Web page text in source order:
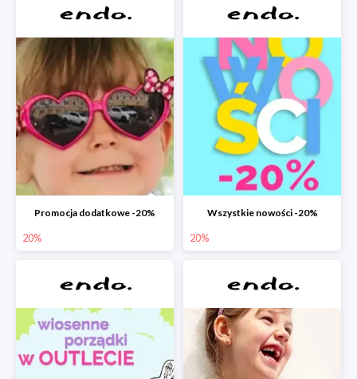
Promocja dodatkowe -20%
20%
Wszystkie nowości -20%
20%